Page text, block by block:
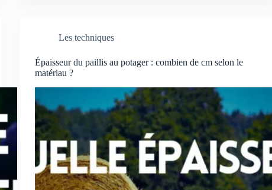
6
étapes
relancer
vos
cultures
Les techniques
Épaisseur du paillis au potager : combien de cm selon le
matériau ?